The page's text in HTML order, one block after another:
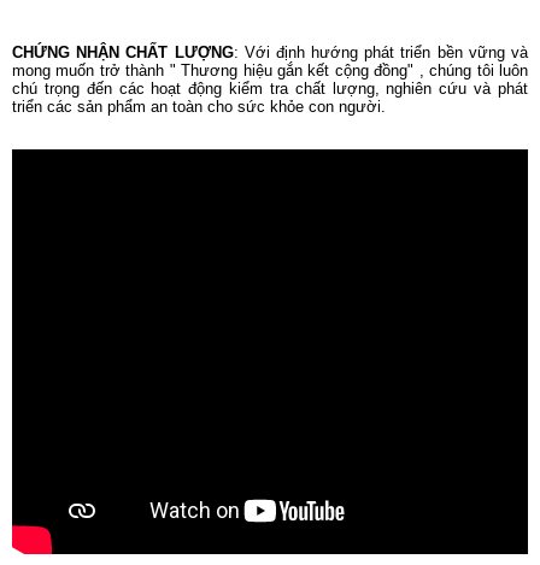
CHỨNG NHẬN CHẤT LƯỢNG: Với định hướng phát triển bền vững và
mong muốn trở thành " Thương hiệu gắn kết cộng đồng" , chúng tôi luôn
chú trọng đến các hoạt động kiểm tra chất lượng, nghiên cứu và phát
triển các sản phẩm an toàn cho sức khỏe con người.